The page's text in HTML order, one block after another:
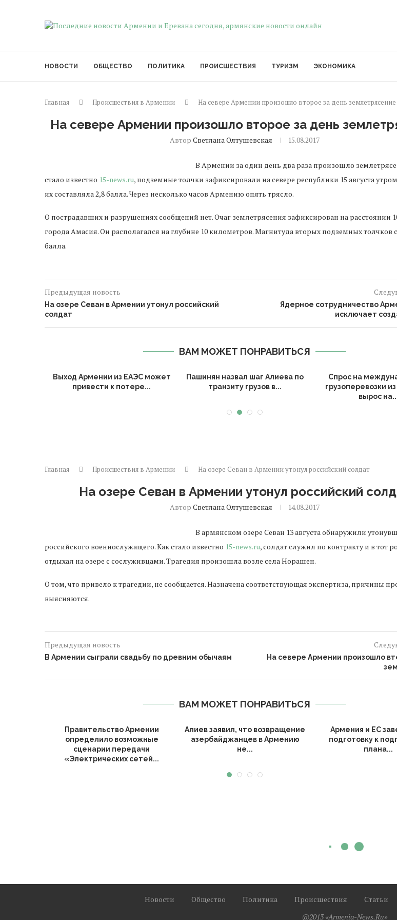
НОВОСТИ ОБЩЕСТВО ПОЛИТИКА ПРОИСШЕСТВИЯ ТУРИЗМ ЭКОНОМИКА
Главная Происшествия в Армении На севере Армении произошло второе за день землетрясение
На севере Армении произошло второе за день
Автор Светлана Олтушевская 15.08.2017
В Армении за один день два раза произошло
стало известно 15-news.ru, подземные толчки зафиксировали на севере республики 15 августа
их составляла 2,8 балла. Через несколько часов Армению опять трясло.
О пострадавших и разрушениях сообщений нет. Очаг землетрясения зафиксирован на расстоянии
города Амасия. Он располагался на глубине 10 километров. Магнитуда вторых подземных толчков
балла.
Предыдущая новость
На озере Севан в Армении утонул российский
солдат
Ядерное сотрудничество
исключает
ВАМ МОЖЕТ ПОНРАВИТЬСЯ
Выход Армении из ЕАЭС может
привести к потере...
Пашинян назвал шаг Алиева по
транзиту грузов в...
Спрос на
грузоперевозки
вырос
Главная Происшествия в Армении На озере Севан в Армении утонул российский солдат
На озере Севан в Армении утонул российский
Автор Светлана Олтушевская 14.08.2017
В армянском озере Севан 13 августа обнаружили
российского военнослужащего. Как стало известно 15-news.ru, солдат служил по контракту и в тот
отдыхал на озере с сослуживцами. Трагедия произошла возле села Норашен.
О том, что привело к трагедии, не сообщается. Назначена соответствующая экспертиза, причины
выясняются.
Предыдущая новость
В Армении сыграли свадьбу по древним обычаям
На севере Армении произошло
ВАМ МОЖЕТ ПОНРАВИТЬСЯ
Правительство Армении
определило возможные
сценарии передачи
«Электрических сетей...
Алиев заявил, что возвращение
азербайджанцев в Армению
не...
Армения и ЕС
подготовку к
плана...
Новости Общество Политика Происшествия Статьи
@2013 «Armenia-News.Ru»